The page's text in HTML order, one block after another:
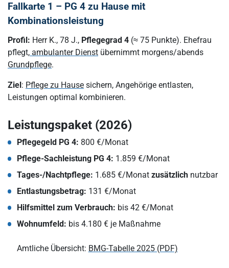
Fallkarte 1 – PG 4 zu Hause mit
Kombinationsleistung
Profil: Herr K., 78 J., Pflegegrad 4 (≈ 75 Punkte). Ehefrau
pflegt, ambulanter Dienst übernimmt morgens/abends
Grundpflege.
Ziel : Pflege zu Hause sichern, Angehörige entlasten,
Leistungen optimal kombinieren.
Leistungspaket (2026)
Pflegegeld PG 4: 800 €/Monat
Pflege-Sachleistung PG 4: 1.859 €/Monat
Tages-/Nachtpflege: 1.685 €/Monat zusätzlichnutzbar
Entlastungsbetrag: 131 €/Monat
Hilfsmittel zum Verbrauch: bis 42 €/Monat
Wohnumfeld: bis 4.180 € je Maßnahme
Amtliche Übersicht: BMG-Tabelle 2025 (PDF)